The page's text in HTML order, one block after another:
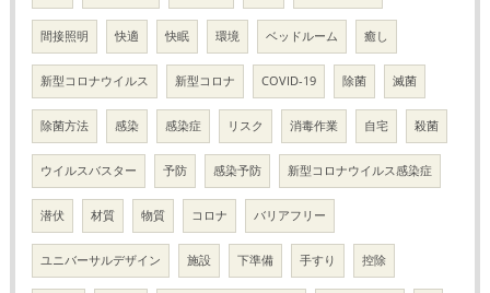
間接照明 快適 快眠 環境 ベッドルーム 癒し
新型コロナウイルス 新型コロナ COVID-19 除菌 滅菌
除菌方法 感染 感染症 リスク 消毒作業 自宅 殺菌
ウイルスバスター 予防 感染予防 新型コロナウイルス感染症
潜伏 材質 物質 コロナ バリアフリー
ユニバーサルデザイン 施設 下準備 手すり 控除